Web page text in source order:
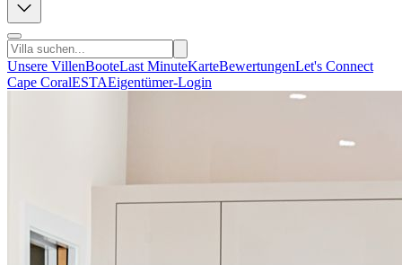
Unsere VillenBooteLast MinuteKarteBewertungenLet's Connect
Cape CoralESTAEigentümer-Login